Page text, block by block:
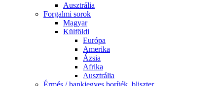
Ausztrália
Forgalmi sorok
Magyar
Külföldi
Európa
Amerika
Ázsia
Afrika
Ausztrália
Érmés / bankjegyes boríték, bliszter